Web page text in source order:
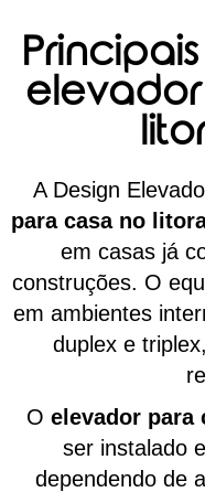
A Design
para casa no
em casas já
construções. O
em ambientes
duplex e
O elevador para
ser instalado
dependendo de